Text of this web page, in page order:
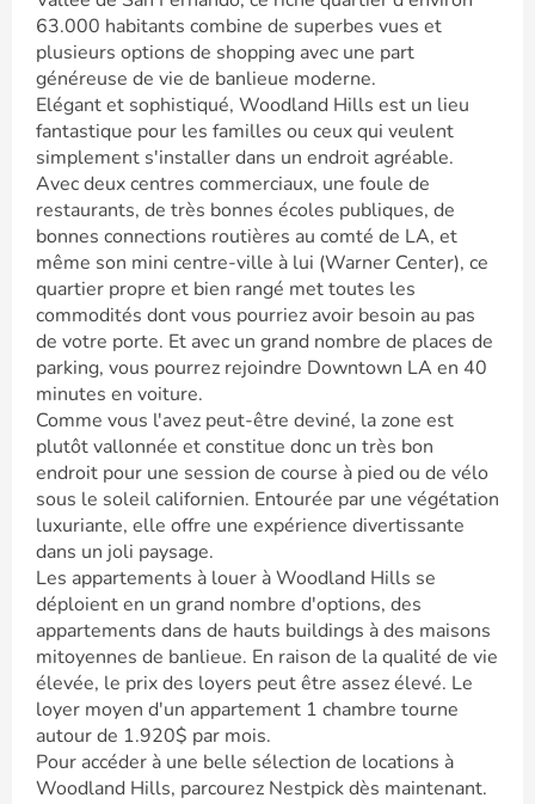
63.000 habitants combine de superbes vues et
plusieurs options de shopping avec une part
généreuse de vie de banlieue moderne.
Elégant et sophistiqué, Woodland Hills est un lieu
fantastique pour les familles ou ceux qui veulent
simplement s'installer dans un endroit agréable.
Avec deux centres commerciaux, une foule de
restaurants, de très bonnes écoles publiques, de
bonnes connections routières au comté de LA, et
même son mini centre-ville à lui (Warner Center), ce
quartier propre et bien rangé met toutes les
commodités dont vous pourriez avoir besoin au pas
de votre porte. Et avec un grand nombre de places de
parking, vous pourrez rejoindre Downtown LA en 40
minutes en voiture.
Comme vous l'avez peut-être deviné, la zone est
plutôt vallonnée et constitue donc un très bon
endroit pour une session de course à pied ou de vélo
sous le soleil californien. Entourée par une végétation
luxuriante, elle offre une expérience divertissante
dans un joli paysage.
Les appartements à louer à Woodland Hills se
déploient en un grand nombre d'options, des
appartements dans de hauts buildings à des maisons
mitoyennes de banlieue. En raison de la qualité de vie
élevée, le prix des loyers peut être assez élevé. Le
loyer moyen d'un appartement 1 chambre tourne
autour de 1.920$ par mois.
Pour accéder à une belle sélection de locations à
Woodland Hills, parcourez Nestpick dès maintenant.